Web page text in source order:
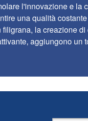
l'innovazione e
una qualità
la creazione
aggiungono